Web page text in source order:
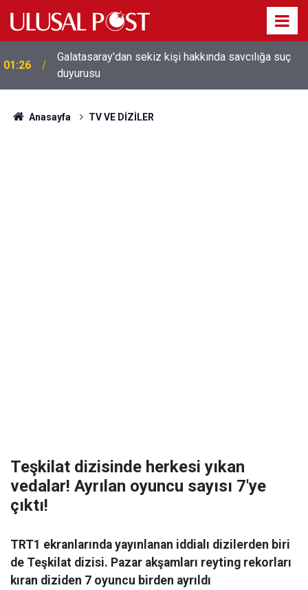
01:26
Galatasaray'dan sekiz kişi hakkında savcılığa suç
duyurusu
Anasayfa TV VE DİZİLER
Teşkilat dizisinde herkesi yıkan
vedalar! Ayrılan oyuncu sayısı 7'ye
çıktı!
TRT1 ekranlarında yayınlanan iddialı dizilerden biri
de Teşkilat dizisi. Pazar akşamları reyting rekorları
kıran diziden 7 oyuncu birden ayrıldı